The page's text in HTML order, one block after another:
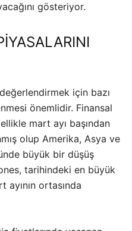
gösteriyor.
için bazı
önemlidir. Finansal
mart ayı başından
olup Amerika, Asya ve
büyük bir düşüş
tarihindeki en büyük
ortasında